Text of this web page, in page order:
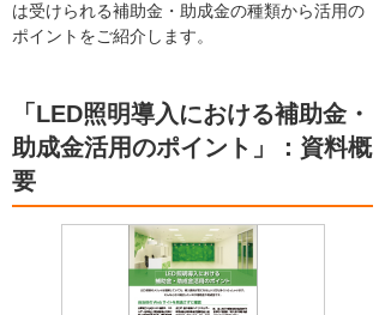
は受けられる補助金・助成金の種類から活用の
ポイントをご紹介します。
「LED照明導入における補助金・
助成金活用のポイント」：資料概
要